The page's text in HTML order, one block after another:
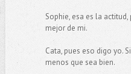
Sophie, esa es la
mejor de mi.
Cata, pues eso digo yo.
menos que sea bien.